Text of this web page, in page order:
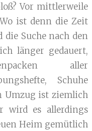
Vor mittlerweile
ist denn die Zeit
Suche nach den
länger gedauert,
aller
Schuhe
Umzug ist ziemlich
wird es allerdings
Heim gemütlich